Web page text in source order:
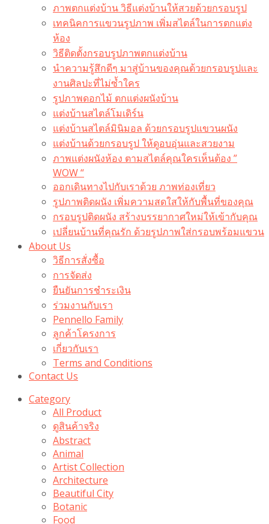
ภาพตกแต่งบ้าน วิธีแต่งบ้านให้สวยด้วยกรอบรูป
เทคนิคการแขวนรูปภาพ เพิ่มสไตล์ในการตกแต่ง
ห้อง
วิธีติดตั้งกรอบรูปภาพตกแต่งบ้าน
นำความรู้สึกดีๆ มาสู่บ้านของคุณด้วยกรอบรูปและ
งานศิลปะที่ไม่ซ้ำใคร
รูปภาพดอกไม้ ตกแต่งผนังบ้าน
แต่งบ้านสไตล์โมเดิร์น
แต่งบ้านสไตล์มินิมอล ด้วยกรอบรูปแขวนผนัง
แต่งบ้านด้วยกรอบรูป ให้ดูอบอุ่นและสวยงาม
ภาพแต่งผนังห้อง ตามสไตล์คุณใครเห็นต้อง ”
WOW “
ออกเดินทางไปกับเราด้วย ภาพท่องเที่ยว
รูปภาพติดผนัง เพิ่มความสดใสให้กับพื้นที่ของคุณ
กรอบรูปติดผนัง สร้างบรรยากาศใหม่ให้เข้ากับคุณ
เปลี่ยนบ้านที่คุณรัก ด้วยรูปภาพใส่กรอบพร้อมแขวน​
About Us
วิธีการสั่งซื้อ
การจัดส่ง
ยืนยันการชำระเงิน
ร่วมงานกับเรา
Pennello Family
ลูกค้าโครงการ
เกี่ยวกับเรา
Terms and Conditions
Contact Us
Category
All Product
ดูสินค้าจริง
Abstract
Animal
Artist Collection
Architecture
Beautiful City
Botanic
Food